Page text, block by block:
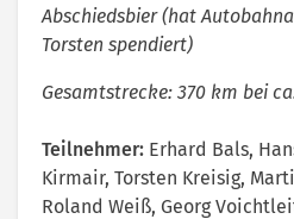
Abschiedsbier (hat
Torsten spendiert)
Gesamtstrecke: 370 km bei
Teilnehmer: Erhard Bals,
Kirmair, Torsten Kreisig,
Roland Weiß, Georg